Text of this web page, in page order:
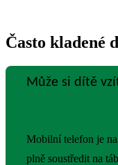
Často kladené
Může si dítě
Mobilní telefon je
plně soustředit na